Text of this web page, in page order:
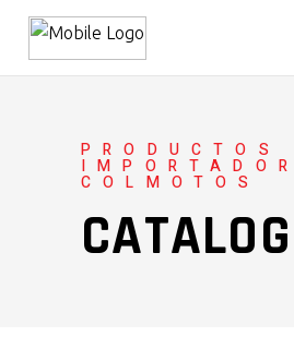
PRODUCTOS
COLMOTOS